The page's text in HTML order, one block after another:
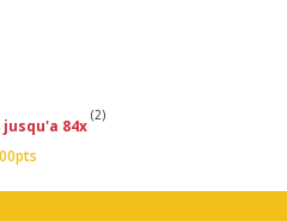
jusqu'a 84x
(2)